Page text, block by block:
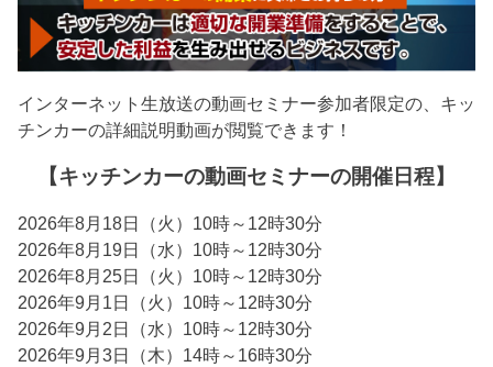
インターネット生放送の動画セミナー参加者限定の、キッ
チンカーの詳細説明動画が閲覧できます！
【キッチンカーの動画セミナーの開催日程】
2026年8月18日（火）10時～12時30分
2026年8月19日（水）10時～12時30分
2026年8月25日（火）10時～12時30分
2026年9月1日（火）10時～12時30分
2026年9月2日（水）10時～12時30分
2026年9月3日（木）14時～16時30分